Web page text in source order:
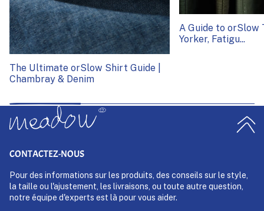
The Ultimate orSlow Shirt Guide |
Chambray & Denim
A Guide to orSlow
Yorker, Fatigu...
CONTACTEZ-NOUS
Pour des informations sur les produits, des conseils sur le style,
la taille ou l'ajustement, les livraisons, ou toute autre question,
notre équipe d'experts est là pour vous aider.